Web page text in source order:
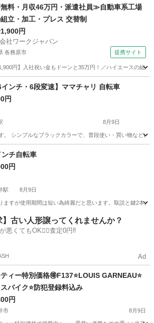
の他
料・月収46万円・派遣社員≫自動車系工場
立・加工・プレス 交替制
円
社ワークジャパン
各務原市 提携サイト
円】入社祝い金もドーンと35万円！／ハイエースの組
その他
インチ・6段変速】ママチャリ 自転車
円
8月9日
。 シンプルなブラックカラーで、普段使い・買い物など
平針駅 自転車
チ自転車
円
駅 8月9日
ますが使用期間は短い為綺麗だと思います。取説と鍵2本
井駅 その他
】古い人形譲ってくれませんか？
悪くてもOK🙆‍♀️査定0円‼️
Ad
ィー特別価格🉐F137⭐️LOUIS GARNEAU⭐️
バイク⭐️防犯登録料込み
円
市 8月9日